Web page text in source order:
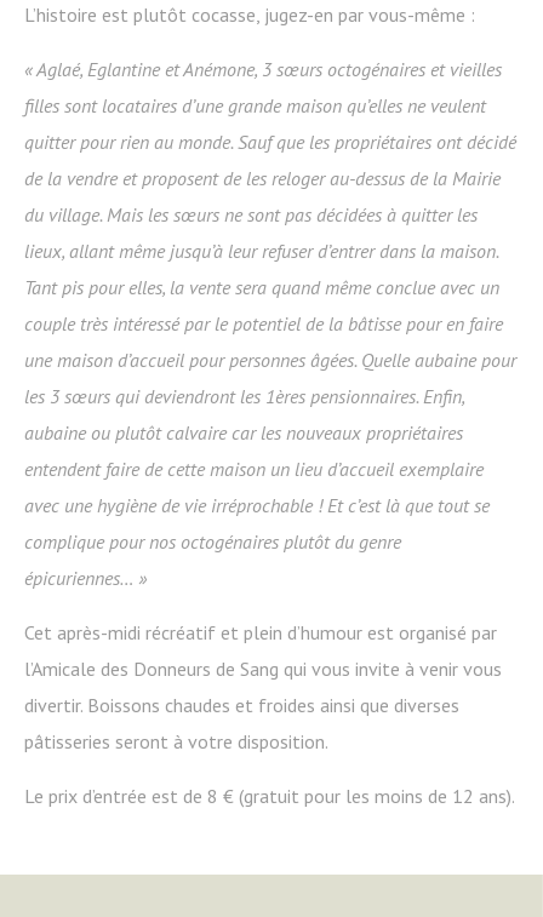
L’histoire est plutôt cocasse, jugez-en par vous-même :
« Aglaé, Eglantine et Anémone, 3 sœurs octogénaires et vieilles
filles sont locataires d’une grande maison qu’elles ne veulent
quitter pour rien au monde. Sauf que les propriétaires ont décidé
de la vendre et proposent de les reloger au-dessus de la Mairie
du village. Mais les sœurs ne sont pas décidées à quitter les
lieux, allant même jusqu’à leur refuser d’entrer dans la maison.
Tant pis pour elles, la vente sera quand même conclue avec un
couple très intéressé par le potentiel de la bâtisse pour en faire
une maison d’accueil pour personnes âgées. Quelle aubaine pour
les 3 sœurs qui deviendront les 1ères pensionnaires. Enfin,
aubaine ou plutôt calvaire car les nouveaux propriétaires
entendent faire de cette maison un lieu d’accueil exemplaire
avec une hygiène de vie irréprochable ! Et c’est là que tout se
complique pour nos octogénaires plutôt du genre
épicuriennes… »
Cet après-midi récréatif et plein d’humour est organisé par
l’Amicale des Donneurs de Sang qui vous invite à venir vous
divertir. Boissons chaudes et froides ainsi que diverses
pâtisseries seront à votre disposition.
Le prix d’entrée est de 8 € (gratuit pour les moins de 12 ans).